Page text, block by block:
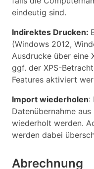
eindeutig sind.
Indirektes Drucken:
(Windows 2012,
Ausdrucke über eine
ggf. der XPS-
Features aktiviert
Import wiederholen:
Datenübernahme
wiederholt werden.
werden dabei
Abrechnung